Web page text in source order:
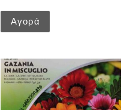
Αγορά